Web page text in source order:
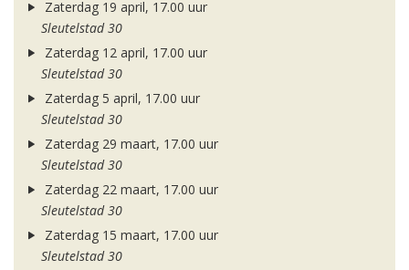
Zaterdag 19 april, 17.00 uur
Sleutelstad 30
Zaterdag 12 april, 17.00 uur
Sleutelstad 30
Zaterdag 5 april, 17.00 uur
Sleutelstad 30
Zaterdag 29 maart, 17.00 uur
Sleutelstad 30
Zaterdag 22 maart, 17.00 uur
Sleutelstad 30
Zaterdag 15 maart, 17.00 uur
Sleutelstad 30